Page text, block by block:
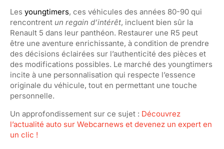
Les youngtimers, ces véhicules des années 80-90 qui
rencontrent un regain d’intérêt, incluent bien sûr la
Renault 5 dans leur panthéon. Restaurer une R5 peut
être une aventure enrichissante, à condition de prendre
des décisions éclairées sur l’authenticité des pièces et
des modifications possibles. Le marché des youngtimers
incite à une personnalisation qui respecte l’essence
originale du véhicule, tout en permettant une touche
personnelle.
Un approfondissement sur ce sujet : Découvrez
l’actualité auto sur Webcarnews et devenez un expert en
un clic !